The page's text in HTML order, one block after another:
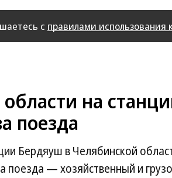
с правилами использования
на
поезда
Бердяуш в Челябинской
поезда — хозяйственный и